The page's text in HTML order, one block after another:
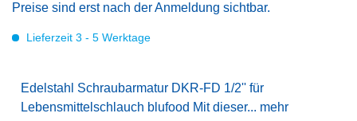
Preise sind erst nach der Anmeldung sichtbar.
Lieferzeit 3 - 5 Werktage
Edelstahl Schraubarmatur DKR-FD 1/2'' für
Lebensmittelschlauch blufood Mit dieser... mehr